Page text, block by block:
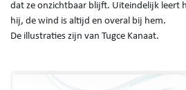
dat ze onzichtbaar blijft. Uiteindelijk leert
hij, de wind is altijd en overal bij hem.
De illustraties zijn van Tugce Kanaat.